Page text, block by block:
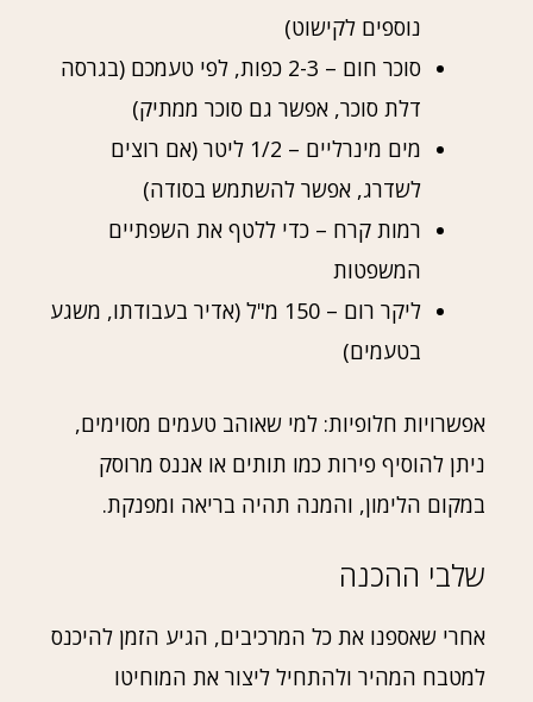
נוספים לקישוט)
סוכר חום – 2-3 כפות, לפי טעמכם (בגרסה
דלת סוכר, אפשר גם סוכר ממתיק)
מים מינרליים – 1/2 ליטר (אם רוצים
לשדרג, אפשר להשתמש בסודה)
רמות קרח – כדי ללטף את השפתיים
המשפטות
ליקר רום – 150 מ"ל (אדיר בעבודתו, משגע
בטעמים)
אפשרויות חלופיות: למי שאוהב טעמים מסוימים,
ניתן להוסיף פירות כמו תותים או אננס מרוסק
במקום הלימון, והמנה תהיה בריאה ומפנקת.
שלבי ההכנה
אחרי שאספנו את כל המרכיבים, הגיע הזמן להיכנס
למטבח המהיר ולהתחיל ליצור את המוחיטו